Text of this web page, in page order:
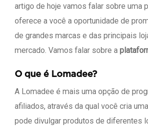
artigo de hoje vamos falar sobre uma
oferece a você a oportunidade de
de grandes marcas e das principais
mercado. Vamos falar sobre a
O que é Lomadee?
A Lomadee é mais uma opção de
afiliados, através da qual você cria
pode divulgar produtos de diferentes